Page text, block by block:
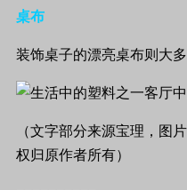
桌布
装饰桌子的漂亮桌布则大
（文字部分来源宝理，图
权归原作者所有）